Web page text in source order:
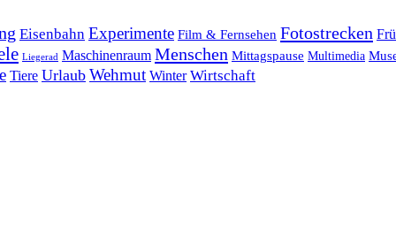
Eisenbahn Experimente Film & Fernsehen Fotostrecken
Liegerad Maschinenraum Menschen Mittagspause Multimedia
Tiere Urlaub Wehmut Winter Wirtschaft